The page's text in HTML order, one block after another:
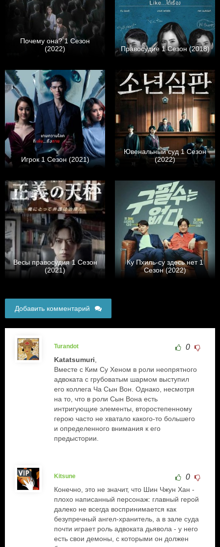
Почему она? 1 Сезон
(2022)
Правосудие 1 Сезон (2018)
Игрок 1 Сезон (2021)
Ювенальный суд 1 Сезон
(2022)
Весы правосудия 1 Сезон
(2021)
Ку Пхиль-су здесь нет 1
Сезон (2022)
Добавить комментарий
Turandot 0
Katatsumuri
Вместе с Ким Су Хеном в роли неопрятного
адвоката с грубоватым шармом выступил
его коллега Ча Сын Вон. Однако, несмотря
на то, что в роли Сын Вона есть
интригующие элементы, второстепенному
герою часто не хватало какого-то большего
и определенного внимания к его
предыстории.
Kitsune 0
Конечно, это не значит, что Шин Чжун Хан -
плохо написанный персонаж: главный герой
далеко не всегда воспринимается как
безупречный ангел-хранитель, а в зале суда
почти играет роль адвоката дьявола - у него
есть свои демоны, с которыми он должен